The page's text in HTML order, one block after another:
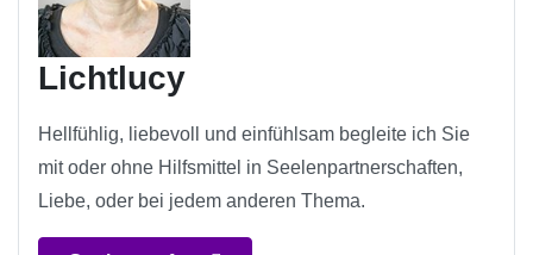
Lichtlucy
Hellfühlig, liebevoll und einfühlsam begleite ich Sie
mit oder ohne Hilfsmittel in Seelenpartnerschaften,
Liebe, oder bei jedem anderen Thema.